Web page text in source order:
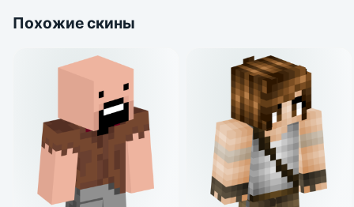
Похожие скины